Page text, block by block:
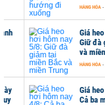
HÀNG HÓA - 21
Giá heo hơi
Giữ đà giảm
và miền Trung
HÀNG HÓA -
Giá heo hơi
Cả ba miền